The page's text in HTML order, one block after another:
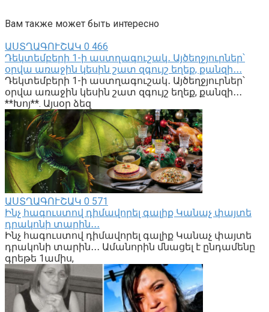
Вам также может быть интересно
ԱՍՏՂԱԳՈՒՇԱԿ 0 466
Դեկտեմբերի 1-ի աստղագուշակ․ Այծեղջյուրներ՝
օրվա առաջին կեսին շատ զգույշ եղեք, քանզի․․․
Դեկտեմբերի 1-ի աստղագուշակ․ Այծեղջյուրներ՝
օրվա առաջին կեսին շատ զգույշ եղեք, քանզի․․․
**Խոյ**. Այսօր ձեզ
ԱՍՏՂԱԳՈՒՇԱԿ 0 571
Ինչ հագուստով դիմավորել գալիք Կանաչ փայտե
դրակոնի տարին․․․
Ինչ հագուստով դիմավորել գալիք Կանաչ փայտե
դրակոնի տարին․․․ Ամանորին մնացել է ընդամենը
գրեթե 1ամիս,